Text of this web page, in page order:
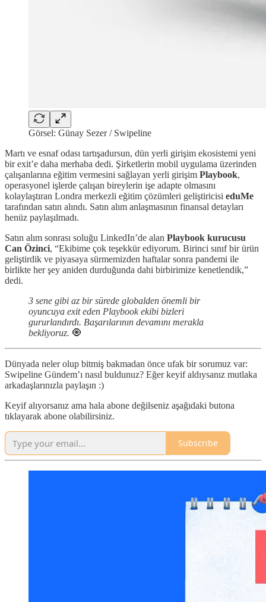
Görsel: Günay Sezer / Swipeline
Martı ve esnaf odası tartışadursun, dün yerli girişim ekosistemi yeni
bir exit’e daha merhaba dedi. Şirketlerin mobil uygulama üzerinden
çalışanlarına eğitim vermesini sağlayan yerli girişim Playbook,
operasyonel işlerde çalışan bireylerin işe adapte olmasını
kolaylaştıran Londra merkezli eğitim çözümleri geliştiricisi eduMe
tarafından satın alındı. Satın alım anlaşmasının finansal detayları
henüz paylaşılmadı.
Satın alım sonrası soluğu LinkedIn’de alan Playbook kurucusu
Can Özinci, “Ekibime çok teşekkür ediyorum. Birinci sınıf bir ürün
geliştirdik ve piyasaya sürmemizden haftalar sonra pandemi ile
birlikte her şey aniden durduğunda dahi birbirimize kenetlendik,”
dedi.
3 sene gibi az bir sürede globalden önemli bir
oyuncuya exit eden Playbook ekibi bizleri
gururlandırdı. Başarılarının devamını merakla
bekliyoruz. 🧿
Dünyada neler olup bitmiş bakmadan önce ufak bir sorumuz var:
Swipeline Gündem’ı nasıl buldunuz? Eğer keyif aldıysanız mutlaka
arkadaşlarınızla paylaşın :)
Keyif alıyorsanız ama hala abone değilseniz aşağıdaki butona
tıklayarak abone olabilirsiniz.
Subscribe